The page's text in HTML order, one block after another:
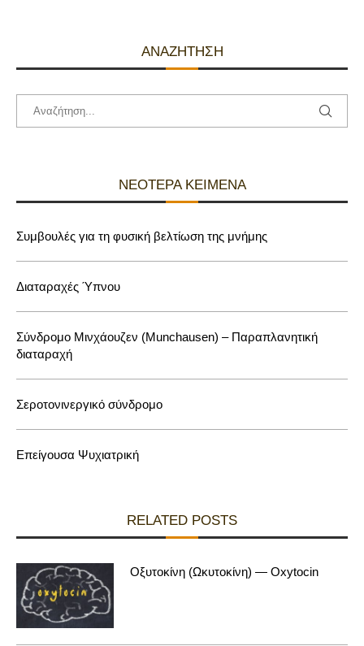
ΑΝΑΖΉΤΗΣΗ
ΝΕΌΤΕΡΑ ΚΕΊΜΕΝΑ
Συμβουλές για τη φυσική βελτίωση της μνήμης
Διαταραχές Ύπνου
Σύνδρομο Μινχάουζεν (Munchausen) – Παραπλανητική
διαταραχή
Σεροτονινεργικό σύνδρομο
Επείγουσα Ψυχιατρική
RELATED POSTS
Οξυτοκίνη (Ωκυτοκίνη) — Oxytocin